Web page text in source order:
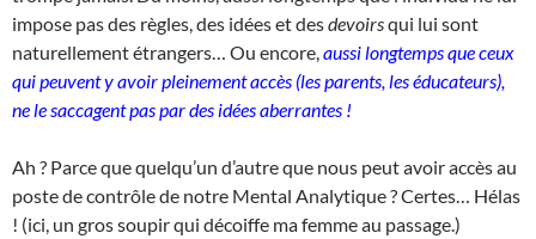
impose pas des règles, des idées et desdevoirsqui lui sont
naturellement étrangers… Ou encore, aussi longtemps que ceux
qui peuvent y avoir pleinement accès (les parents, les éducateurs),
ne le saccagent pas par des idées aberrantes !
Ah ? Parce que quelqu’un d’autre que nous peut avoir accès au
poste de contrôle de notre Mental Analytique ? Certes… Hélas
! (ici, un gros soupir qui décoiffe ma femme au passage.)